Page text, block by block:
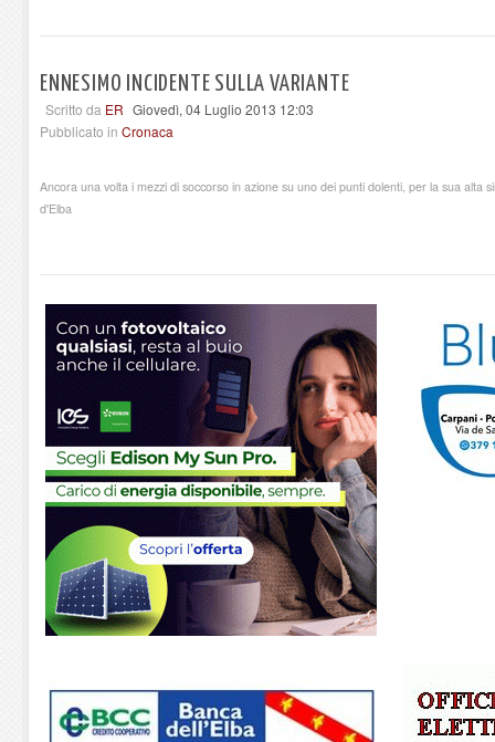
ENNESIMO INCIDENTE SULLA VARIANTE
Scritto da ER Giovedì, 04 Luglio 2013 12:03
Pubblicato in Cronaca
Ancora una volta i mezzi di soccorso in azione su uno dei punti dolenti, per la sua alta
d'Elba